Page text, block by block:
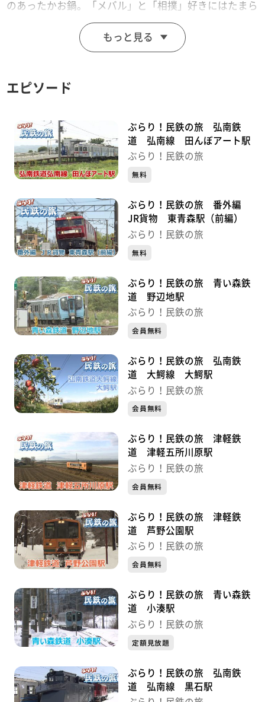
のあったかお鍋。「メバル」と「相撲」好きにはたまら
ない新ご当地グルメとは！？
（2019年12月6日放送）
あります。
もっと見る
エピソード
ぶらり！民鉄の旅 弘南鉄
道 弘南線 田んぼアート駅
ぶらり！民鉄の旅
無料
ぶらり！民鉄の旅 番外編
JR貨物 東青森駅（前編）
ぶらり！民鉄の旅
無料
ぶらり！民鉄の旅 青い森鉄
道 野辺地駅
ぶらり！民鉄の旅
会員無料
ぶらり！民鉄の旅 弘南鉄
道 大鰐線 大鰐駅
ぶらり！民鉄の旅
会員無料
ぶらり！民鉄の旅 津軽鉄
道 津軽五所川原駅
ぶらり！民鉄の旅
会員無料
ぶらり！民鉄の旅 津軽鉄
道 芦野公園駅
ぶらり！民鉄の旅
会員無料
ぶらり！民鉄の旅 青い森鉄
道 小湊駅
ぶらり！民鉄の旅
定額見放題
ぶらり！民鉄の旅 弘南鉄
道 弘南線 黒石駅